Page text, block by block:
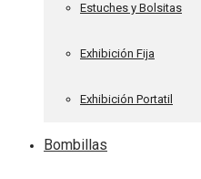
Estuches y Bolsitas
Exhibición Fija
Exhibición Portatil
Bombillas